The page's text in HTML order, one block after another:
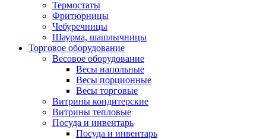
Термостаты
Фритюрницы
Чебуречницы
Шаурма, шашлычницы
Торговое оборудование
Весовое оборудование
Весы напольные
Весы порционные
Весы торговые
Витрины кондитерские
Витрины тепловые
Посуда и инвентарь
Посуда и инвентарь